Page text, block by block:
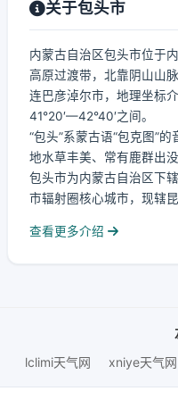
关于包头市
内蒙古自治区包头市位于
高原过渡带，北靠阴山山
连巴彦淖尔市，地理坐标
41°20′—42°40′之间。
“包头”系蒙古语“包克图”
地水草丰美、常有鹿群出没
包头市为内蒙古自治区下
市辐射圈核心城市，现辖
查看更多介绍
lclimi天气网
xniye天气网